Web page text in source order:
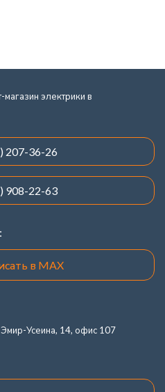
электрики в
207-36-26
908-22-63
в MAX
Усеина, 14, офис 107